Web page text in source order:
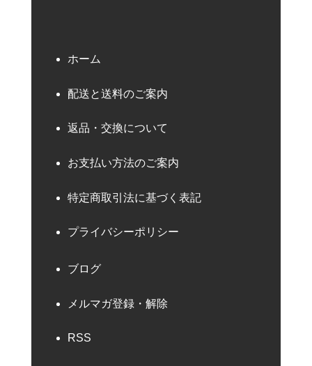
ホーム
配送と送料のご案内
返品・交換について
お支払い方法のご案内
特定商取引法に基づく表記
プライバシーポリシー
ブログ
メルマガ登録・解除
RSS